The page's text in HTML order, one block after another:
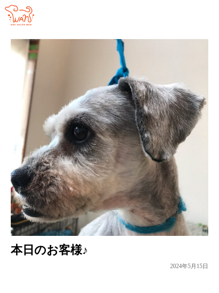
本日のお客様♪
2024年5月15日